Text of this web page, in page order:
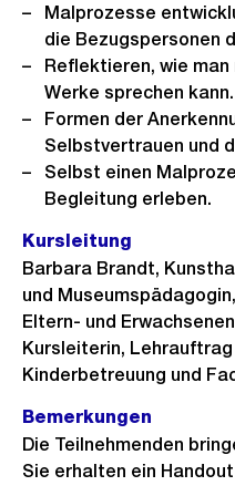
Malprozesse
die Bezugspersonen
Reflektieren, wie
Werke sprechen kann.
Formen der
Selbstvertrauen und
Selbst einen
Begleitung erleben.
Kursleitung
Barbara Brandt,
und
Eltern- und
Kursleiterin,
Kinderbetreuung und
Bemerkungen
Die Teilnehmenden
Sie erhalten ein